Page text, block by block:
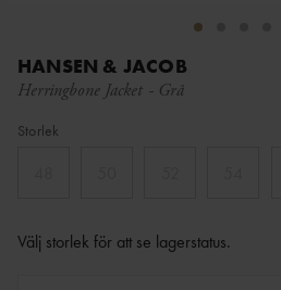
HANSEN & JACOB
Herringbone Jacket - Grå
Storlek
Välj storlek för att se lagerstatus.